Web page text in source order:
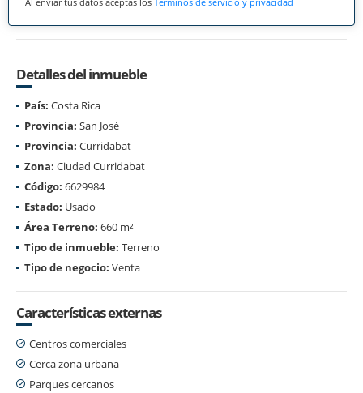
Detalles del inmueble
País: Costa Rica
Provincia: San José
Provincia: Curridabat
Zona: Ciudad Curridabat
Código: 6629984
Estado: Usado
Área Terreno: 660 m²
Tipo de inmueble: Terreno
Tipo de negocio: Venta
Características externas
Centros comerciales
Cerca zona urbana
Parques cercanos